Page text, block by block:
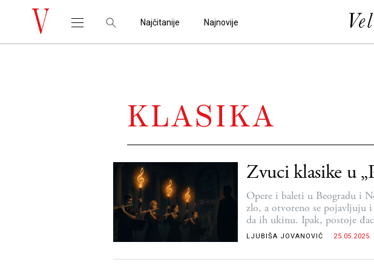
Najčitanije Najnovije
KLASIKA
Zvuci klasike u
Opere i baleti u Beogradu i
zlo, a otvoreno se pojavljuju
da ih ukinu. Ipak, postoje
klasike
LJUBIŠA JOVANOVIĆ 25.05.2025.